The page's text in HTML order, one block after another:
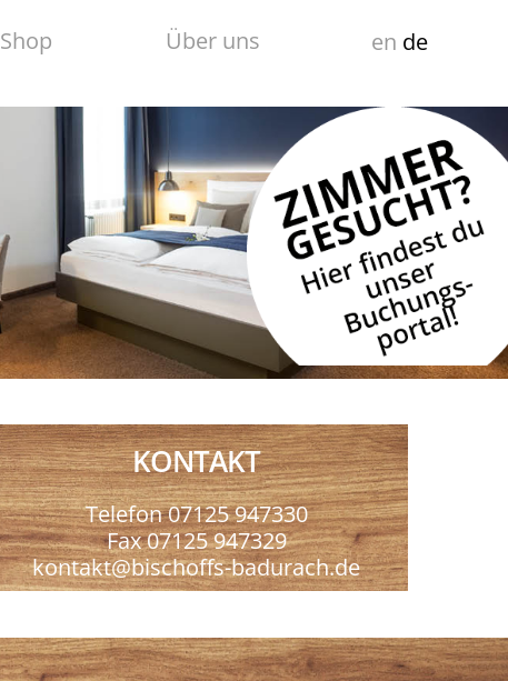
Shop Über uns en de
KONTAKT
Telefon 07125 947330
Fax 07125 947329
kontakt@bischoffs-badurach.de